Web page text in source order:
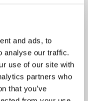
and ads, to
analyse our traffic.
use of our site with
partners who
that you’ve
spammen